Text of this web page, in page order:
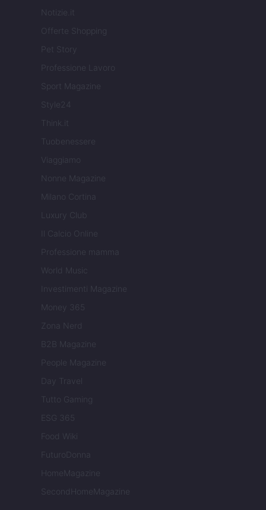
Notizie.it
Offerte Shopping
Pet Story
Professione Lavoro
Sport Magazine
Style24
Think.it
Tuobenessere
Viaggiamo
Nonne Magazine
Milano Cortina
Luxury Club
Il Calcio Online
Professione mamma
World Music
Investimenti Magazine
Money 365
Zona Nerd
B2B Magazine
People Magazine
Day Travel
Tutto Gaming
ESG 365
Food Wiki
FuturoDonna
HomeMagazine
SecondHomeMagazine